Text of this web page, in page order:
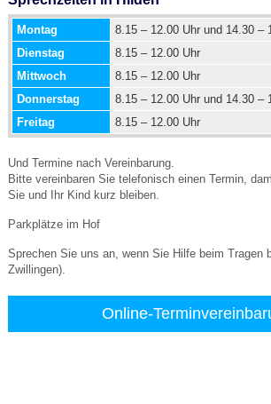
Montag
8.15 – 12.00 Uhr und 14.30 –
Dienstag
8.15 – 12.00 Uhr
Mittwoch
8.15 – 12.00 Uhr
Donnerstag
8.15 – 12.00 Uhr und 14.30 –
Freitag
8.15 – 12.00 Uhr
Und Termine nach Vereinbarung.
Bitte vereinbaren Sie telefonisch einen Termin,
Sie und Ihr Kind kurz bleiben.
Parkplätze im Hof
Sprechen Sie uns an, wenn Sie Hilfe beim Tragen
Zwillingen).
Online-